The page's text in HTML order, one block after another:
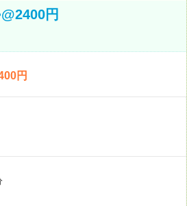
円
円